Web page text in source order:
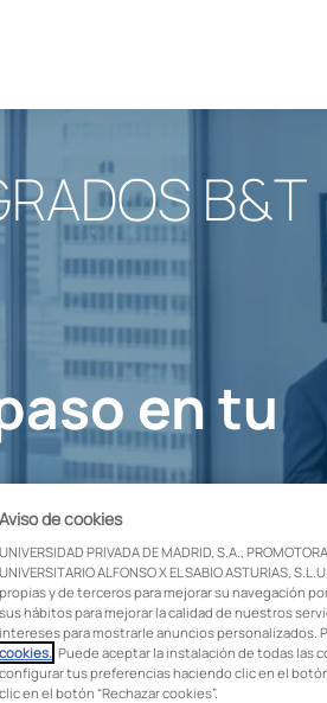
B&T
en tu
el futuro profesional
& Tech de UAX y da el salto hacia
Finanzas y Marketing Digital.
Aviso de cookies
UNIVERSIDAD PRIVADA DE MADRID, S.A.,
UNIVERSITARIO ALFONSO X EL SABIO
propias y de terceros para mejorar su navegación
sus hábitos para mejorar la calidad de nuestros
intereses para mostrarle anuncios personalizados.
cookies. . Puede aceptar la instalación de todas las
configurar tus preferencias haciendo clic en el
clic en el botón “Rechazar cookies”.